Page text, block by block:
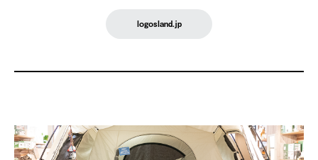
logosland.jp